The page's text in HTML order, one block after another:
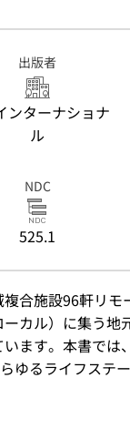
出版者
ンターナショナ
ル
NDC
525.1
合施設96軒リモ
カル）に集う地
ます。本書では
ゆるライフステ